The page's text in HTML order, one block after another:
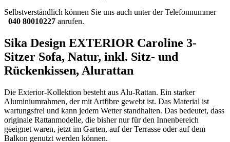
Selbstverständlich können Sie uns auch unter der Telefonnummer
040 80010227 anrufen.
Sika Design EXTERIOR Caroline 3-
Sitzer Sofa, Natur, inkl. Sitz- und
Rückenkissen, Alurattan
Die Exterior-Kollektion besteht aus Alu-Rattan. Ein starker
Aluminiumrahmen, der mit Artfibre gewebt ist. Das Material ist
wartungsfrei und kann jedem Wetter standhalten. Das bedeutet, dass
originale Rattanmodelle, die bisher nur für den Innenbereich
geeignet waren, jetzt im Garten, auf der Terrasse oder auf dem
Balkon genutzt werden können.